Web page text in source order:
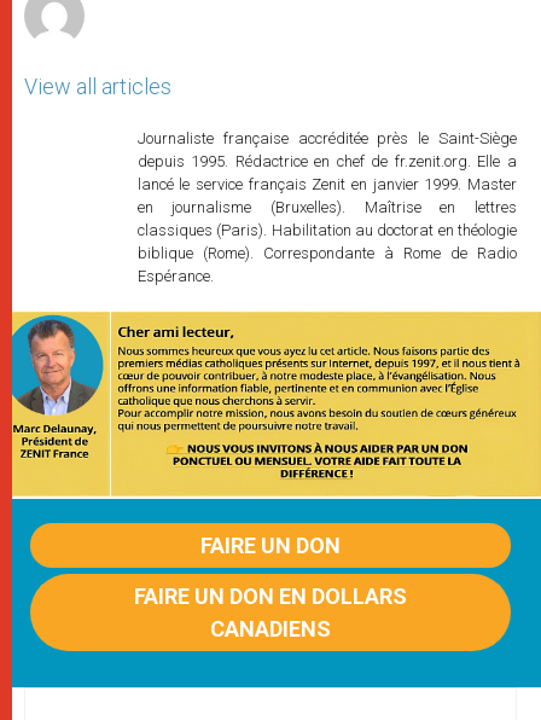
View all articles
Journaliste française accréditée près le Saint-Siège
depuis 1995. Rédactrice en chef de fr.zenit.org. Elle a
lancé le service français Zenit en janvier 1999. Master
en journalisme (Bruxelles). Maîtrise en lettres
classiques (Paris). Habilitation au doctorat en théologie
biblique (Rome). Correspondante à Rome de Radio
Espérance.
FAIRE UN DON
FAIRE UN DON EN DOLLARS
CANADIENS